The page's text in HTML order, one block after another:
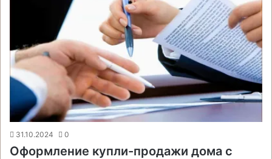
31.10.2024 0
Оформление купли-продажи дома с